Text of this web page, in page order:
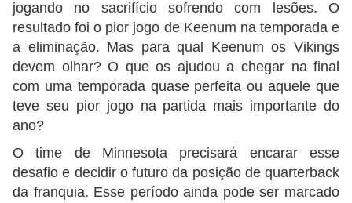
jogando no sacrifício sofrendo com lesões. O
resultado foi o pior jogo de Keenum na temporada e
a eliminação. Mas para qual Keenum os Vikings
devem olhar? O que os ajudou a chegar na final
com uma temporada quase perfeita ou aquele que
teve seu pior jogo na partida mais importante do
ano?
O time de Minnesota precisará encarar esse
desafio e decidir o futuro da posição de quarterback
da franquia. Esse período ainda pode ser marcado